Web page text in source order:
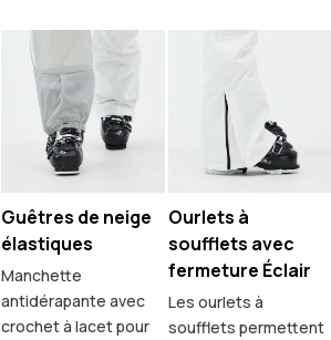
Guêtres de neige
élastiques
Manchette
antidérapante avec
crochet à lacet pour
Ourlets à
soufflets avec
fermeture Éclair
Les ourlets à
soufflets permettent